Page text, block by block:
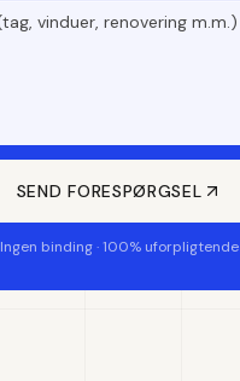
SEND FORESPØRGSEL
Ingen binding · 100% uforpligtende